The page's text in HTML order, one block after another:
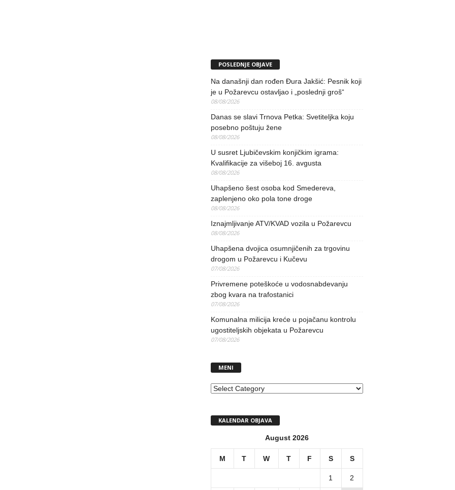
POSLEDNJE OBJAVE
Na današnji dan rođen Đura Jakšić: Pesnik koji
je u Požarevcu ostavljao i „poslednji groš“
08/08/2026
Danas se slavi Trnova Petka: Svetiteljka koju
posebno poštuju žene
08/08/2026
U susret Ljubičevskim konjičkim igrama:
Kvalifikacije za višeboj 16. avgusta
08/08/2026
Uhapšeno šest osoba kod Smedereva,
zaplenjeno oko pola tone droge
08/08/2026
Iznajmljivanje ATV/KVAD vozila u Požarevcu
08/08/2026
Uhapšena dvojica osumnjičenih za trgovinu
drogom u Požarevcu i Kučevu
07/08/2026
Privremene poteškoće u vodosnabdevanju
zbog kvara na trafostanici
07/08/2026
Komunalna milicija kreće u pojačanu kontrolu
ugostiteljskih objekata u Požarevcu
07/08/2026
MENI
MENI
KALENDAR OBJAVA
August 2026
M T W T F S S
1 2